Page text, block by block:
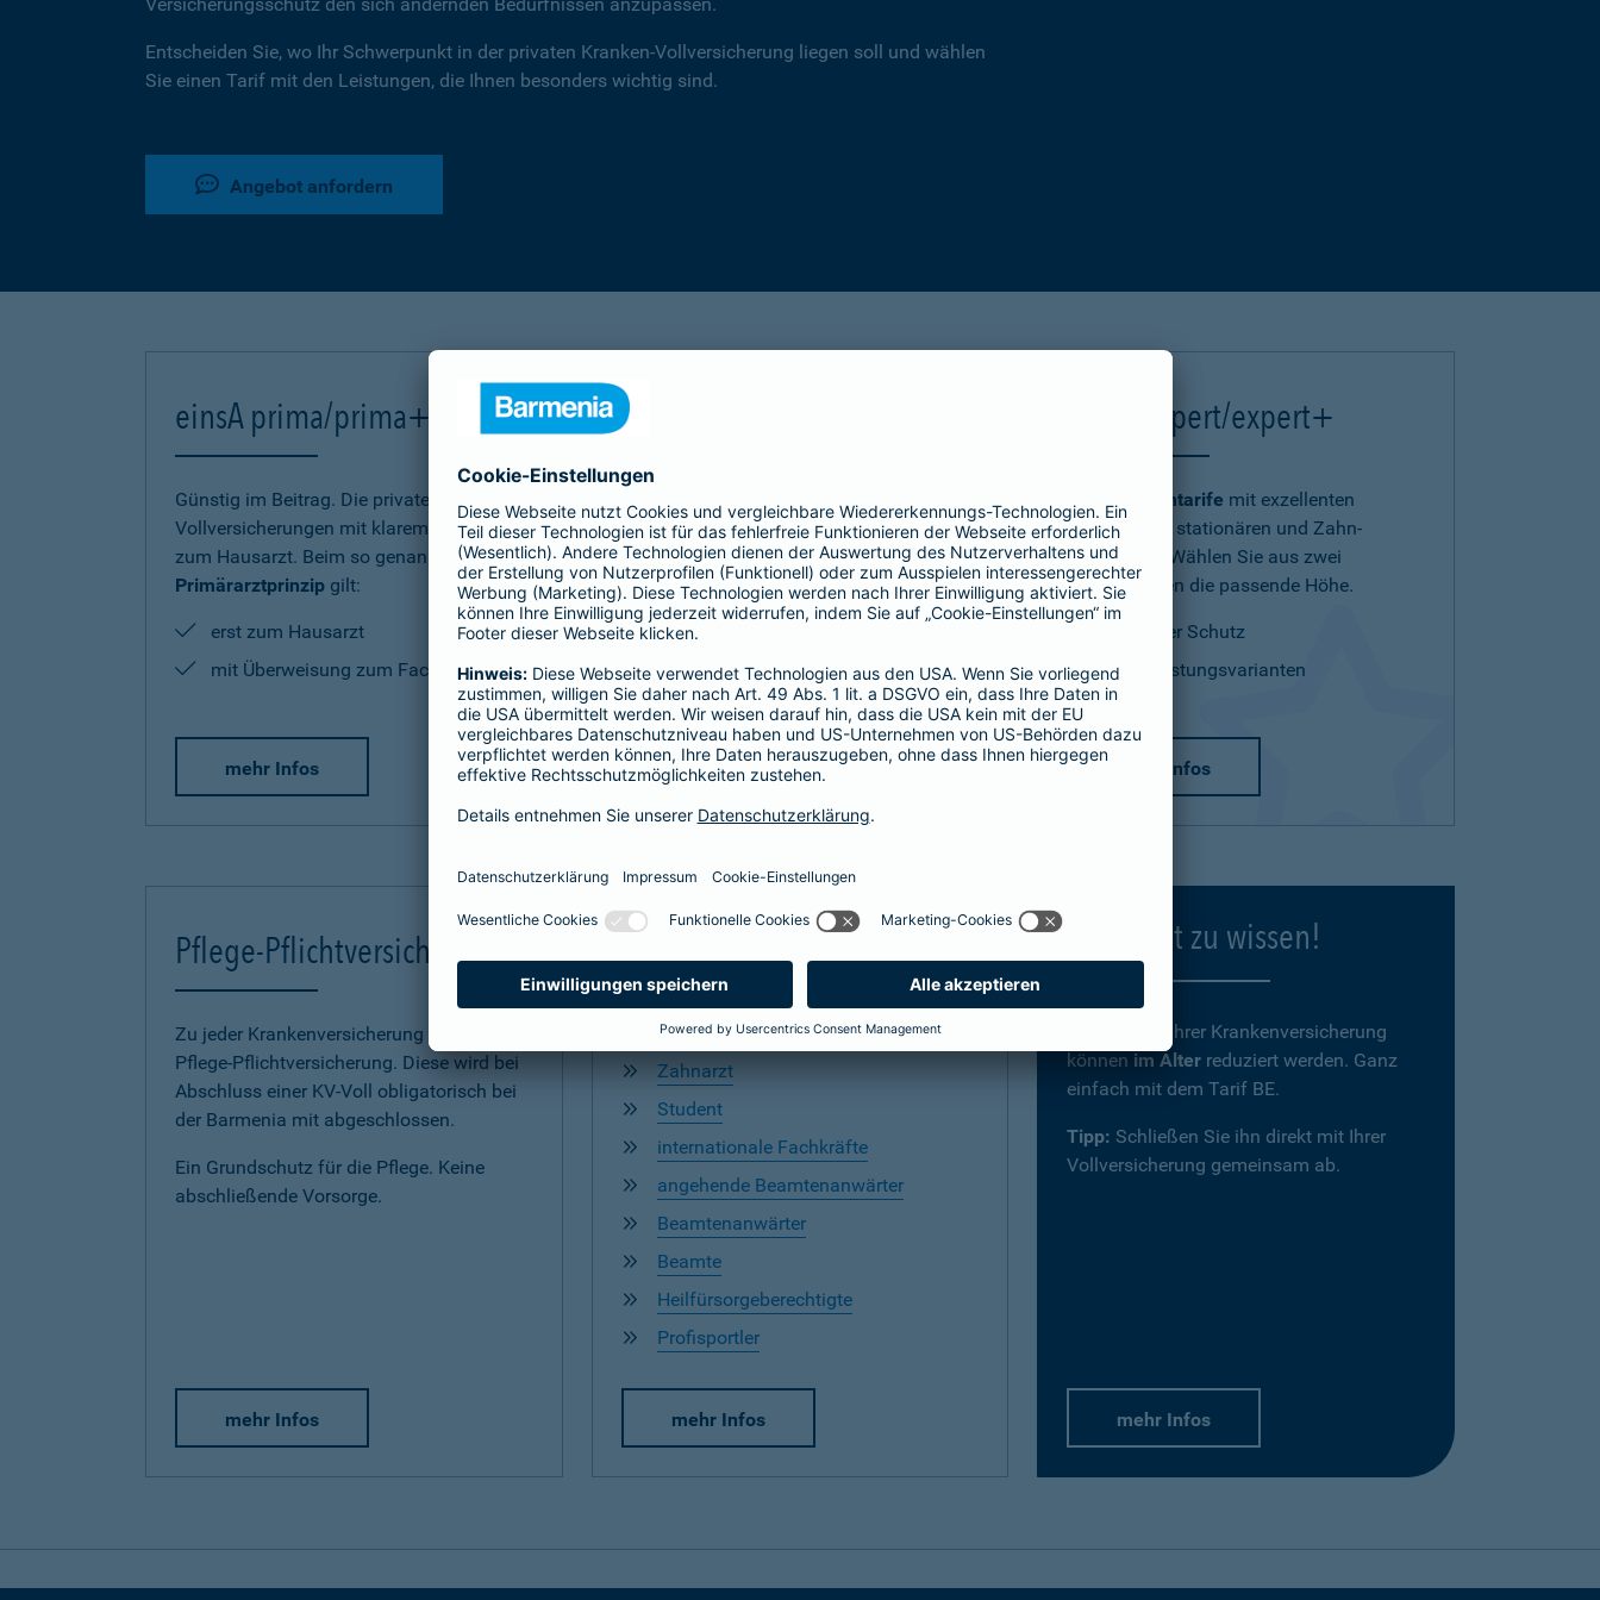
Entscheiden Sie, wo Ihr Schwerpunkt in der privaten Kranken-Vollversicherung liegen soll und wählen
Sie einen Tarif mit den Leistungen, die Ihnen besonders wichtig sind.
Angebot anfordern
einsA prima/prima+
Günstig im Beitrag. Die privaten Kranken-
Vollversicherungen mit klarem Bekenntnis
zum Hausarzt. Beim so genannten
Primärarztprinzip gilt:
erst zum Hausarzt
mit Überweisung zum Facharzt
mehr Infos
einsA primex
Hochwertiger Schutz mit Schwerpunkt auf
Leistungen in der ambulanten Versorgung.
Hier entscheiden Sie, ob Hausarzt oder
direkt zum Facharzt.
hochwertige ambulante Leistungen
Basisleistung im stationären Bereich
mehr Infos
einsA expert/expert+
Die Premiumtarife mit exzellenten
ambulanten, stationären und Zahn-
Leistungen. Wählen Sie aus zwei
Tarifvarianten die passende Höhe.
optimaler Schutz
zwei Leistungsvarianten
mehr Infos
Pflege-Pflichtversicherung
Zu jeder Krankenversicherung gehört eine
Pflege-Pflichtversicherung. Diese wird bei
Abschluss einer KV-Voll obligatorisch bei
der Barmenia mit abgeschlossen.
Ein Grundschutz für die Pflege. Keine
abschließende Vorsorge.
mehr Infos
Spezialtarife
Arzt
Zahnarzt
Student
internationale Fachkräfte
angehende Beamtenanwärter
Beamtenanwärter
Beamte
Heilfürsorgeberechtigte
Profisportler
mehr Infos
Gut zu wissen!
zu Ihrer Krankenversicherung
können im Alter reduziert werden. Ganz
einfach mit dem Tarif BE.
Tipp: Schließen Sie ihn direkt mit Ihrer
Vollversicherung gemeinsam ab.
mehr Infos